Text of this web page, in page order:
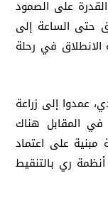
القدرة على الصمود
حتى الساعة إلى
في رحلة
عمدوا إلى زراعة
في المقابل هناك
مبنية على اعتماد
ري بالتنقيط